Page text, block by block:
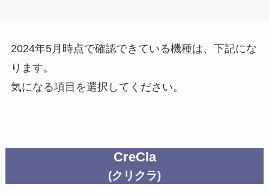
2024年5月時点で確認できている機種は、下記にな
ります。
気になる項目を選択してください。
CreCla
(クリクラ)